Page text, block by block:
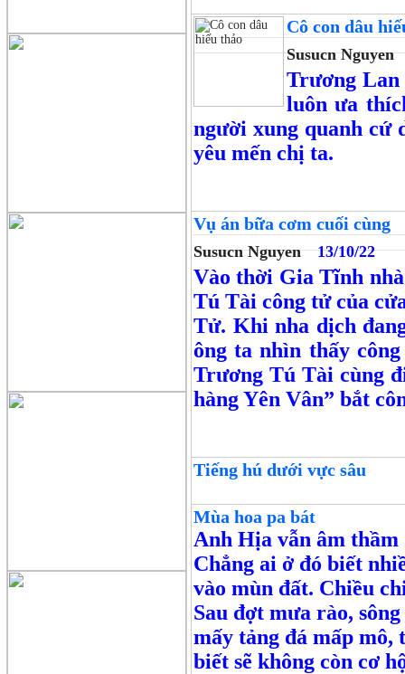
Cô con dâu
Susucn Nguyen
Trương Lan
luôn ưa
người xung quanh cứ
yêu mến chị ta.
Vụ án bữa cơm cuối cùng
Susucn Nguyen 13/10/22
Vào thời Gia Tĩnh
Tú Tài công tử của
Tử. Khi nha dịch
ông ta nhìn thấy
Trương Tú Tài cùng
hàng Yên Vân” bắt
Tiếng hú dưới vực sâu
Mùa hoa pa bát
Anh Hịa vẫn âm
Chẳng ai ở đó biết
vào mùn đất. Chiều
Sau đợt mưa rào,
mấy tảng đá mấp mô,
biết sẽ không còn cơ